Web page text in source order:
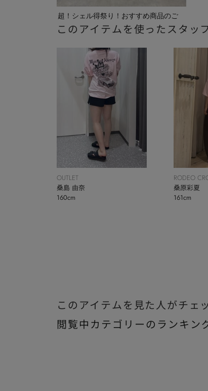
超！シェル得祭り！おすすめ商品のご
紹介
このアイテムを使ったスタッ
OUTLET
桑島 由奈
160cm
RODEO
BOWL
桑原彩夏
161cm
このアイテムを見た人がチェ
閲覧中カテゴリーのランキン